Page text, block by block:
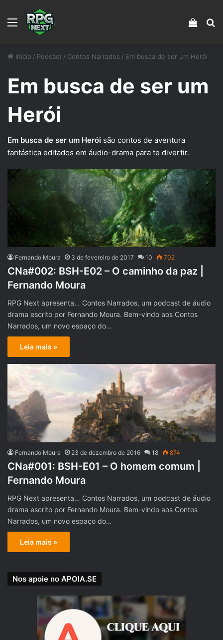
Menu Veja
Início / Podcast / Contos Narrados / Em busca de ser um Herói
Em busca de ser um
Herói
Em busca de ser um Herói são contos de aventura
fantástica editados em áudio-drama para te divertir.
Fernando Moura 3 de fevereiro de 2017 10 702
CNa#002: BSH-E02 – O caminho da paz |
Fernando Moura
RPG Next apresenta… Contos Narrados, um podcast de áudio
drama escrito por Fernando Moura. Bem-vindo aos Contos
Narrados, um novo espaço do…
Leia mais »
Fernando Moura 23 de dezembro de 2016 18 874
CNa#001: BSH-E01 – O homem comum |
Fernando Moura
RPG Next apresenta… Contos Narrados, um podcast de áudio
drama escrito por Fernando Moura. Bem-vindo aos Contos
Narrados, um novo espaço do…
Leia mais »
Nos apoie no APOIA.SE